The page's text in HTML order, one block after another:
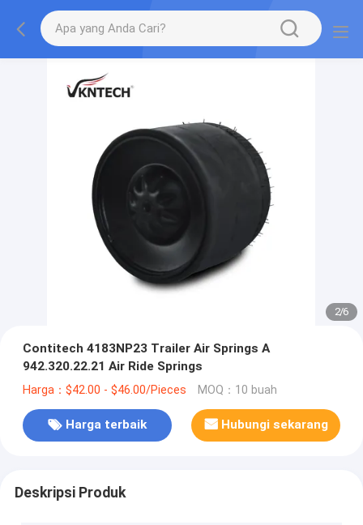
2/6
Contitech 4183NP23 Trailer Air Springs A
942.320.22.21 Air Ride Springs
Harga：$42.00 - $46.00/Pieces MOQ：10 buah
Harga terbaik Hubungi sekarang
Deskripsi Produk